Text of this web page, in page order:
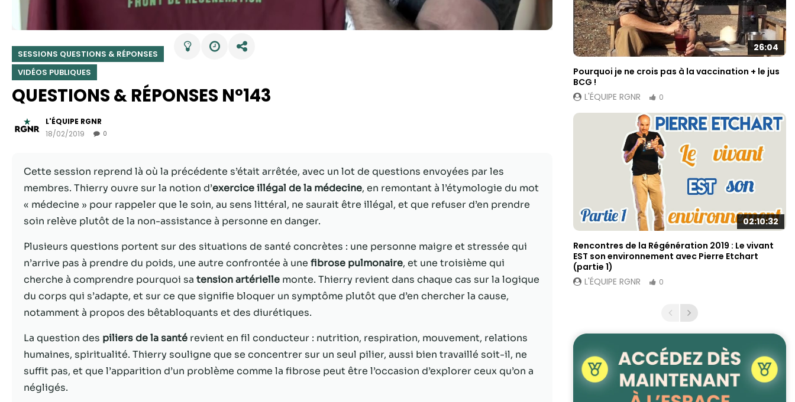
SESSIONS QUESTIONS & RÉPONSES
VIDÉOS PUBLIQUES
QUESTIONS & RÉPONSES N°143
L'ÉQUIPE RGNR
18/02/2019
0
Cette session reprend là où la précédente s’était arrêtée, avec un lot de questions envoyées par les
membres. Thierry ouvre sur la notion d’exercice illégal de la médecine, en remontant à l’étymologie du mot
« médecine » pour rappeler que le soin, au sens littéral, ne saurait être illégal, et que refuser d’en prendre
soin relève plutôt de la non-assistance à personne en danger.
Plusieurs questions portent sur des situations de santé concrètes : une personne maigre et stressée qui
n’arrive pas à prendre du poids, une autre confrontée à une fibrose pulmonaire, et une troisième qui
cherche à comprendre pourquoi sa tension artérielle monte. Thierry revient dans chaque cas sur la logique
du corps qui s’adapte, et sur ce que signifie bloquer un symptôme plutôt que d’en chercher la cause,
notamment à propos des bêtabloquants et des diurétiques.
La question des piliers de la santé revient en fil conducteur : nutrition, respiration, mouvement, relations
humaines, spiritualité. Thierry souligne que se concentrer sur un seul pilier, aussi bien travaillé soit-il, ne
suffit pas, et que l’apparition d’un problème comme la fibrose peut être l’occasion d’explorer ceux qu’on a
négligés.
26:04
Pourquoi je ne crois pas à la vaccination + le jus
BCG !
L'ÉQUIPE RGNR
0
02:10:32
Rencontres de la Régénération 2019 : Le vivant
EST son environnement avec Pierre Etchart
(partie 1)
L'ÉQUIPE RGNR
0
sont pas
facultatifs. Ils
sont
et la structure
du site Web,
en fonction
de la façon
utilisé.
Experience
Afin que notre
aussi bien que
possible lors
de votre visite.
Si vous refusez